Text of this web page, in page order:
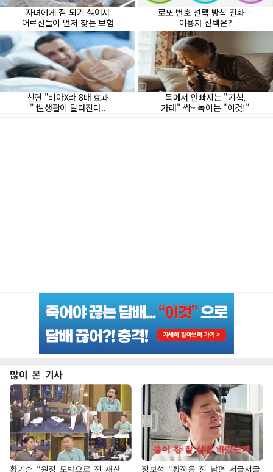
많이 본 기사
황기순 "원정 도박으로 전 재산 정보석 "황정음 전 남편 서글서글